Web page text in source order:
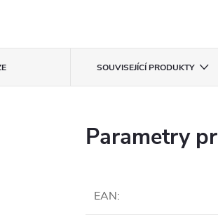
SOUVISEJÍCÍ PRODUKTY
Parametry
EAN: